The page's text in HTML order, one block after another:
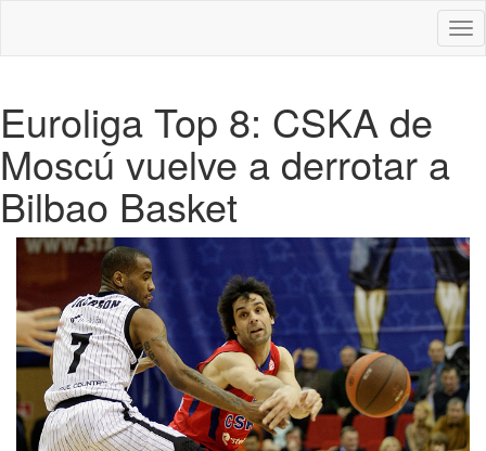
Euroliga Top 8: CSKA de
Moscú vuelve a derrotar a
Bilbao Basket